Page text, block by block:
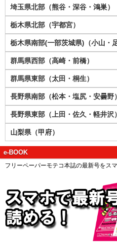
埼玉県北部（熊谷・深谷・鴻巣）
栃木県北部（宇都宮）
栃木県南部(一部茨城県)（小山・足
群馬県西部（高崎・前橋）
群馬県東部（太田・桐生）
長野県南部（松本・塩尻・安曇野）
長野県東部（上田・佐久・軽井沢）
山梨県（甲府）
e-BOOK
フリーペーパーモテコ本誌の最新号をス